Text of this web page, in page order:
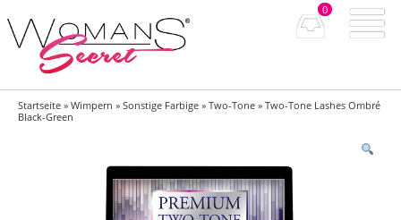
0
Startseite »Wimpern »Sonstige Farbige »Two-Tone » Two-Tone Lashes Ombré
Black-Green